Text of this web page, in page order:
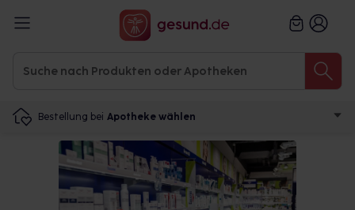
Bestellung bei Apotheke wählen